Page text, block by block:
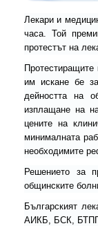
Лекари и
часа. Той
протестът на
Протестиращите
им искане бе
дейността на
изплащане на
цените на
минималната
необходимите
Решението за
общинските
Българският
АИКБ, БСК, БТПП